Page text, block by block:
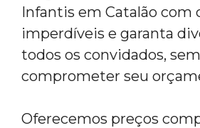
Infantis em Catalão com
imperdíveis e garanta
todos os convidados, sem
comprometer seu
Oferecemos preços